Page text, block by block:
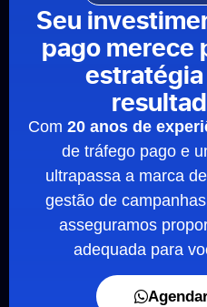
Seu
pago merece
Com 20 anos de
de tráfego pago e
ultrapassa a marca de
gestão de
asseguramos
adequada para